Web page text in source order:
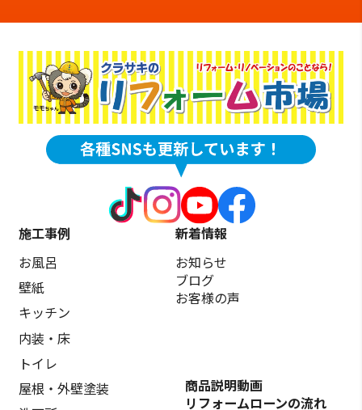
施工事例
お風呂
壁紙
キッチン
内装・床
トイレ
屋根・外壁塗装
新着情報
お知らせ
ブログ
お客様の声
商品説明動画
リフォームローンの流れ